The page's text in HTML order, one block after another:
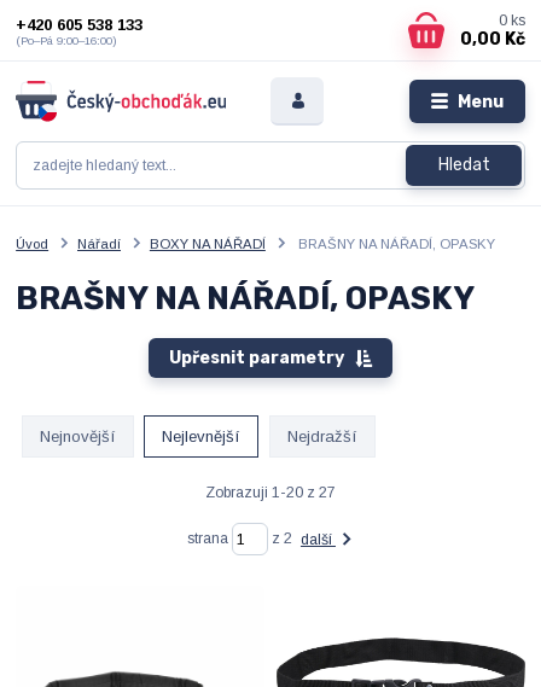
Menu
Hledat
+420 605 538 133
(Po–Pá 9:00–16:00)
0 ks
0,00 Kč
Úvod Nářadí BOXY NA NÁŘADÍ BRAŠNY NA NÁŘADÍ, OPASKY
BRAŠNY NA NÁŘADÍ, OPASKY
Upřesnit parametry
Nejnovější Nejlevnější Nejdražší
Zobrazuji 1-20 z 27
strana z 2 další